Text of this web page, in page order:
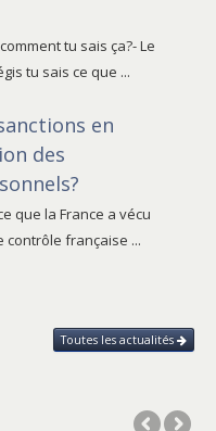
tu sais ça?- Le
tu sais ce que ...
en
des
que la France a vécu
contrôle française ...
Toutes les actualités